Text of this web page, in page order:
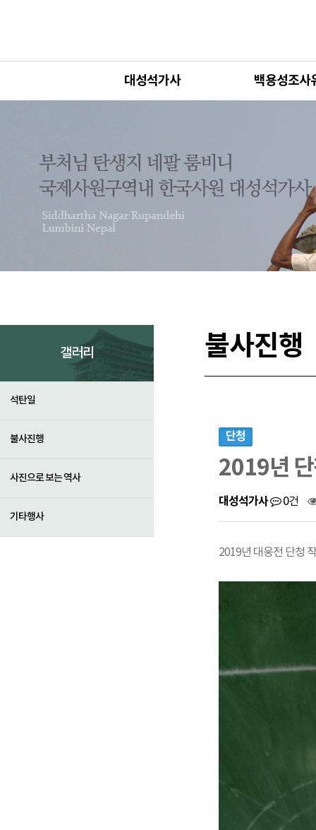
대성석가사 백용성조사
갤러리
석탄일
불사진행
사진으로 보는 역사
기타행사
불사진행
단청
2019년
대성석가사 0건
2019년 대웅전 단청